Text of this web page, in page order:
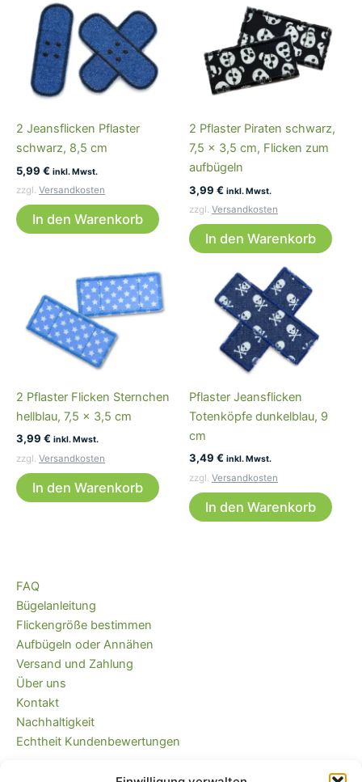
2 Jeansflicken Pflaster
schwarz, 8,5 cm
5,99 € inkl. Mwst.
zzgl. Versandkosten
In den Warenkorb
2 Pflaster Piraten schwarz,
7,5 x 3,5 cm, Flicken zum
aufbügeln
3,99 € inkl. Mwst.
zzgl. Versandkosten
In den Warenkorb
2 Pflaster Flicken Sternchen
hellblau, 7,5 x 3,5 cm
3,99 € inkl. Mwst.
zzgl. Versandkosten
In den Warenkorb
Pflaster Jeansflicken
Totenköpfe dunkelblau, 9
cm
3,49 € inkl. Mwst.
zzgl. Versandkosten
In den Warenkorb
FAQ
Bügelanleitung
Flickengröße bestimmen
Aufbügeln oder Annähen
Versand und Zahlung
Über uns
Kontakt
Nachhaltigkeit
Echtheit Kundenbewertungen